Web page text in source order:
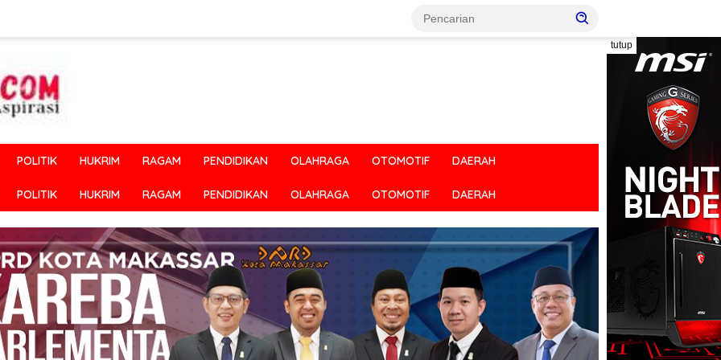
tutup
POLITIK HUKRIM RAGAM PENDIDIKAN OLAHRAGA OTOMOTIF DAERAH
POLITIK HUKRIM RAGAM PENDIDIKAN OLAHRAGA OTOMOTIF DAERAH